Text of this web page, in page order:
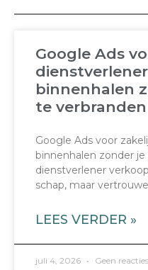
Google Ads
binnenhalen
te verbranden
Google Ads voor
binnenhalen zonder
dienstverlener
schap, maar
LEES VERDER »
juli 4, 2026 Geen reacties